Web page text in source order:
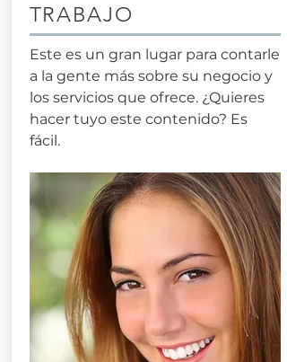
TRABAJO
Este es un gran lugar para contarle
a la gente más sobre su negocio y
los servicios que ofrece. ¿Quieres
hacer tuyo este contenido? Es
fácil.